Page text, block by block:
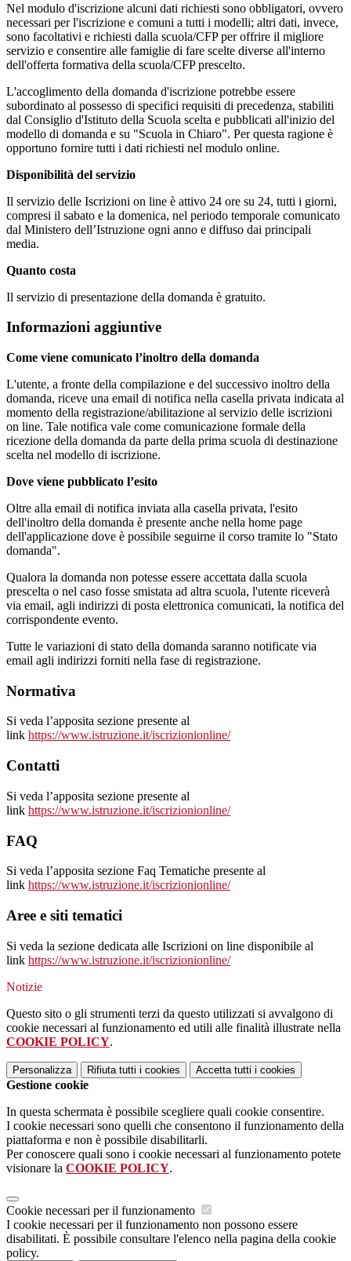
Nel modulo d'iscrizione alcuni dati richiesti sono obbligatori, ovvero
necessari per l'iscrizione e comuni a tutti i modelli; altri dati, invece,
sono facoltativi e richiesti dalla scuola/CFP per offrire il migliore
servizio e consentire alle famiglie di fare scelte diverse all'interno
dell'offerta formativa della scuola/CFP prescelto.
L'accoglimento della domanda d'iscrizione potrebbe essere
subordinato al possesso di specifici requisiti di precedenza, stabiliti
dal Consiglio d'Istituto della Scuola scelta e pubblicati all'inizio del
modello di domanda e su "Scuola in Chiaro". Per questa ragione è
opportuno fornire tutti i dati richiesti nel modulo online.
Disponibilità del servizio
Il servizio delle Iscrizioni on line è attivo 24 ore su 24, tutti i giorni,
compresi il sabato e la domenica, nel periodo temporale comunicato
dal Ministero dell’Istruzione ogni anno e diffuso dai principali
media.
Quanto costa
Il servizio di presentazione della domanda è gratuito.
Informazioni aggiuntive
Come viene comunicato l’inoltro della domanda
L'utente, a fronte della compilazione e del successivo inoltro della
domanda, riceve una email di notifica nella casella privata indicata al
momento della registrazione/abilitazione al servizio delle iscrizioni
on line. Tale notifica vale come comunicazione formale della
ricezione della domanda da parte della prima scuola di destinazione
scelta nel modello di iscrizione.
Dove viene pubblicato l’esito
Oltre alla email di notifica inviata alla casella privata, l'esito
dell'inoltro della domanda è presente anche nella home page
dell'applicazione dove è possibile seguirne il corso tramite lo "Stato
domanda".
Qualora la domanda non potesse essere accettata dalla scuola
prescelta o nel caso fosse smistata ad altra scuola, l'utente riceverà
via email, agli indirizzi di posta elettronica comunicati, la notifica del
corrispondente evento.
Tutte le variazioni di stato della domanda saranno notificate via
email agli indirizzi forniti nella fase di registrazione.
Normativa
Si veda l’apposita sezione presente al
link https://www.istruzione.it/iscrizionionline/
Contatti
Si veda l’apposita sezione presente al
link https://www.istruzione.it/iscrizionionline/
FAQ
Si veda l’apposita sezione Faq Tematiche presente al
link https://www.istruzione.it/iscrizionionline/
Aree e siti tematici
Si veda la sezione dedicata alle Iscrizioni on line disponibile al
link https://www.istruzione.it/iscrizionionline/
Notizie
Questo sito o gli strumenti terzi da questo utilizzati si avvalgono di
cookie necessari al funzionamento ed utili alle finalità illustrate nella
COOKIE POLICY.
Personalizza Rifiuta tutti i cookies Accetta tutti i cookies
Gestione cookie
In questa schermata è possibile scegliere quali cookie consentire.
I cookie necessari sono quelli che consentono il funzionamento della
piattaforma e non è possibile disabilitarli.
Per conoscere quali sono i cookie necessari al funzionamento potete
visionare la COOKIE POLICY.
Cookie necessari per il funzionamento
I cookie necessari per il funzionamento non possono essere
disabilitati. È possibile consultare l'elenco nella pagina della cookie
policy.